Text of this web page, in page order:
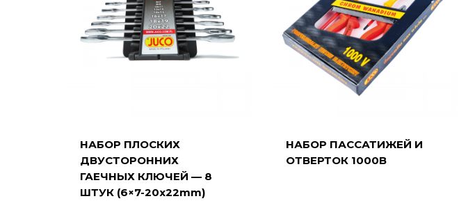
НАБОР ПЛОСКИХ
ДВУСТОРОННИХ
ГАЕЧНЫХ КЛЮЧЕЙ — 8
ШТУК (6×7-20x22mm)
НАБОР ПАССАТИЖЕЙ И
ОТВЕРТОК 1000В